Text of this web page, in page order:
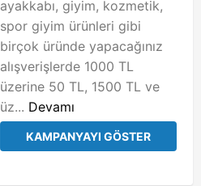
ayakkabı, giyim, kozmetik,
spor giyim ürünleri gibi
birçok üründe yapacağınız
alışverişlerde 1000 TL
üzerine 50 TL, 1500 TL ve
üz... Devamı
KAMPANYAYI GÖSTER